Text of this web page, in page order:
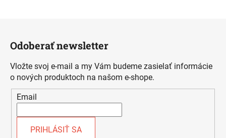
Odoberať newsletter
Vložte svoj e-mail a my Vám budeme zasielať informácie
o nových produktoch na našom e-shope.
Email
PRIHLÁSIŤ SA